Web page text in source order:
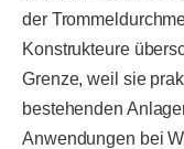
der
Konstrukteure
Grenze, weil sie
bestehenden
Anwendungen bei